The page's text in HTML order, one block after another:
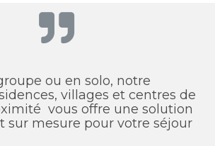
ou en solo, notre
villages et centres de
vous offre une solution
sur mesure pour votre séjour